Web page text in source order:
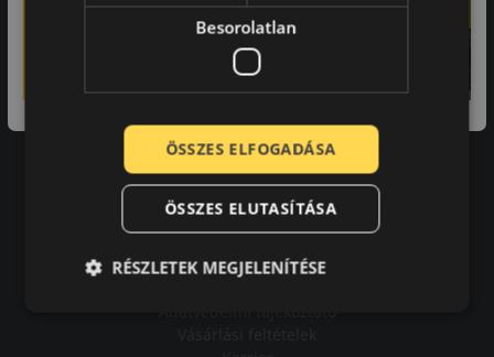
-
A bolt vásárlója
Minden tökéletesen működik.
Impresszum
Besorolatlan
ÖSSZES ELFOGADÁSA
ÖSSZES ELUTASÍTÁSA
RÉSZLETEK MEGJELENÍTÉSE